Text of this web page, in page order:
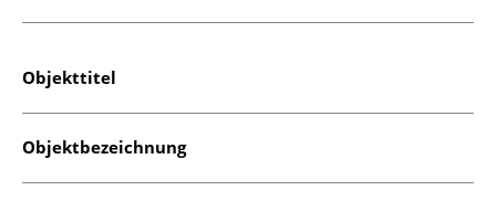
Objekttitel
Objektbezeichnung